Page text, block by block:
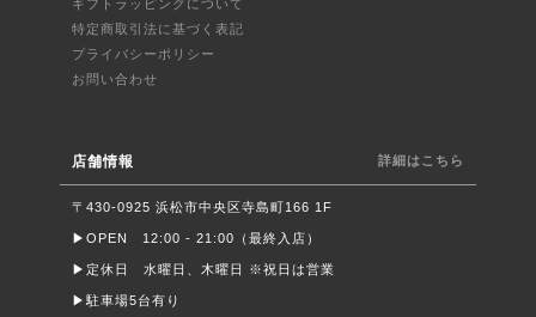
ギフトラッピングについて
特定商取引法に基づく表記
プライバシーポリシー
お問い合わせ
店舗情報 詳細はこちら
〒430-0925 浜松市中央区寺島町166 1F
▶︎OPEN 12:00 - 21:00（最終入店）
▶︎定休日 水曜日、木曜日 ※祝日は営業
▶︎駐車場5台有り